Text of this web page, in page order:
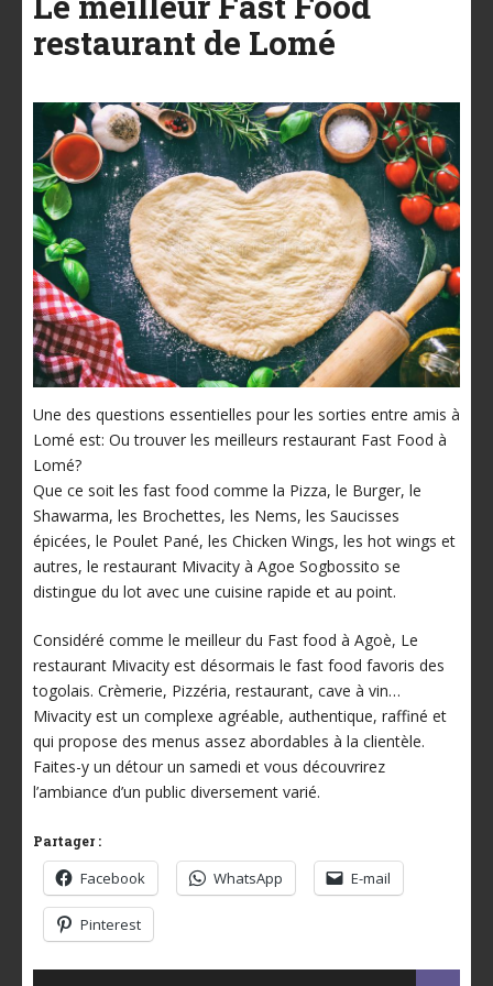
restaurant de Lomé
Une des questions essentielles pour les sorties entre amis à
Lomé est: Ou trouver les meilleurs restaurant Fast Food à
Lomé?
Que ce soit les fast food comme la Pizza, le Burger, le
Shawarma, les Brochettes, les Nems, les Saucisses
épicées, le Poulet Pané, les Chicken Wings, les hot wings et
autres, le restaurant Mivacity à Agoe Sogbossito se
distingue du lot avec une cuisine rapide et au point.
Considéré comme le meilleur du Fast food à Agoè, Le
restaurant Mivacity est désormais le fast food favoris des
togolais. Crèmerie, Pizzéria, restaurant, cave à vin…
Mivacity est un complexe agréable, authentique, raffiné et
qui propose des menus assez abordables à la clientèle.
Faites-y un détour un samedi et vous découvrirez
l’ambiance d’un public diversement varié.
Partager :
Facebook WhatsApp E-mail
Pinterest